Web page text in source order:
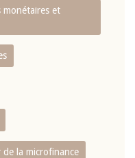
monétaires et
de la microfinance